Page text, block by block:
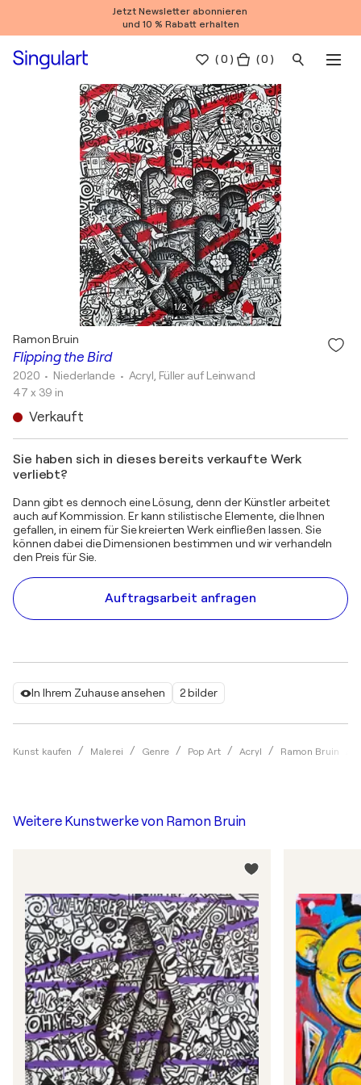
Jetzt Newsletter abonnieren
und 10 % Rabatt erhalten
(0 ) ( 0 )
1/2
In Ihrem Zuhause ansehen 2 bilder
Kunst kaufen Malerei Genre Pop Art Acryl Ramon Bruin
Flipping the Bird
Ramon Bruin
2020 • Niederlande • Acryl, Füller auf Leinwand
47 x 39 in
Verkauft
Sie haben sich in dieses bereits verkaufte Werk
verliebt?
Dann gibt es dennoch eine Lösung, denn der Künstler arbeitet
auch auf Kommission. Er kann stilistische Elemente, die Ihnen
gefallen, in einem für Sie kreierten Werk einfließen lassen. Sie
können dabei die Dimensionen bestimmen und wir verhandeln
den Preis für Sie.
Auftragsarbeit anfragen
Weitere Kunstwerke von Ramon Bruin